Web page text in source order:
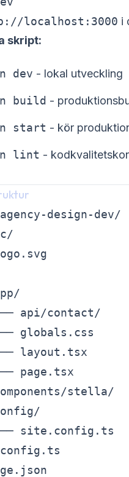
localhost:3000 i
skript:
dev - lokal utveckling
build -
start - kör
lint -
design-dev/
api/contact/
globals.css
layout.tsx
page.tsx
site.config.ts      #